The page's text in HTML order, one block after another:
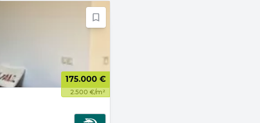
175.000 €
2.500 €/m²